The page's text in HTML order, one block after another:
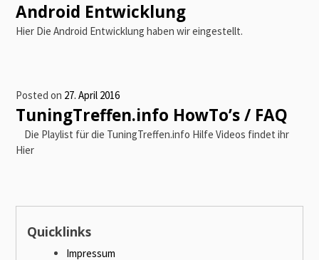
Android Entwicklung
Hier Die Android Entwicklung haben wir eingestellt.
Posted on 27. April 2016
TuningTreffen.info HowTo’s / FAQ
Die Playlist für die TuningTreffen.info Hilfe Videos findet ihr
Hier
Quicklinks
Impressum